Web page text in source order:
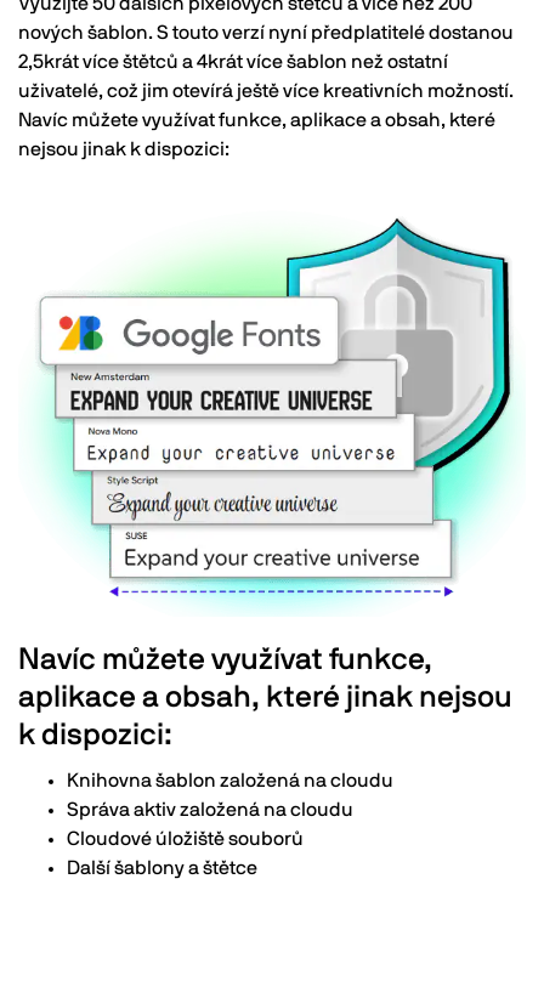
Využijte 50 dalších pixelových štětců a více než 200
nových šablon. S touto verzí nyní předplatitelé dostanou
2,5krát více štětců a 4krát více šablon než ostatní
uživatelé, což jim otevírá ještě více kreativních možností.
Navíc můžete využívat funkce, aplikace a obsah, které
nejsou jinak k dispozici:
Navíc můžete využívat funkce,
aplikace a obsah, které jinak nejsou
k dispozici:
Knihovna šablon založená na cloudu
Správa aktiv založená na cloudu
Cloudové úložiště souborů
Další šablony a štětce